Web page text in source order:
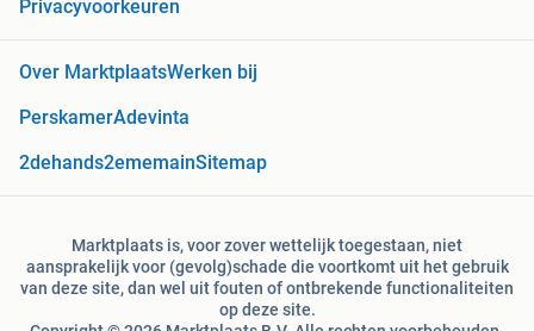
Privacyvoorkeuren
Over MarktplaatsWerken bij
PerskamerAdevinta
2dehands2ememainSitemap
Marktplaats is, voor zover wettelijk toegestaan, niet
aansprakelijk voor (gevolg)schade die voortkomt uit het gebruik
van deze site, dan wel uit fouten of ontbrekende functionaliteiten
op deze site.